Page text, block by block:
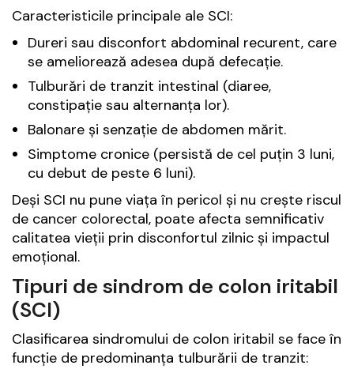
Caracteristicile principale ale SCI:
Dureri sau disconfort abdominal recurent, care
se ameliorează adesea după defecație.
Tulburări de tranzit intestinal (diaree,
constipație sau alternanța lor).
Balonare și senzație de abdomen mărit.
Simptome cronice (persistă de cel puțin 3 luni,
cu debut de peste 6 luni).
Deși SCI nu pune viața în pericol și nu crește riscul
de cancer colorectal, poate afecta semnificativ
calitatea vieții prin disconfortul zilnic și impactul
emoțional.
Tipuri de sindrom de colon iritabil
(SCI)
Clasificarea sindromului de colon iritabil se face în
funcție de predominanța tulburării de tranzit: